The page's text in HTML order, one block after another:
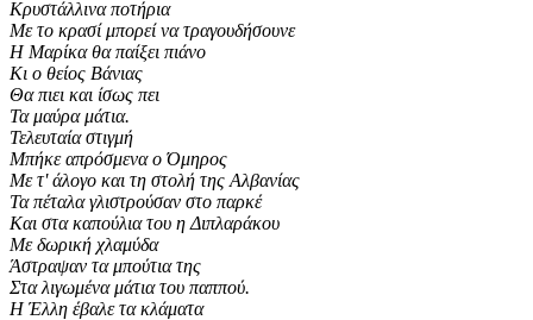
Κρυστάλλινα ποτήρια
Με το κρασί μπορεί να τραγουδήσουνε
Η Μαρίκα θα παίξει πιάνο
Κι ο θείος Βάνιας
Θα πιει και ίσως πει
Τα μαύρα μάτια.
Τελευταία στιγμή
Μπήκε απρόσμενα ο Όμηρος
Με τ' άλογο και τη στολή της Αλβανίας
Τα πέταλα γλιστρούσαν στο παρκέ
Και στα καπούλια του η Διπλαράκου
Με δωρική χλαμύδα
Άστραψαν τα μπούτια της
Στα λιγωμένα μάτια του παππού.
Η Έλλη έβαλε τα κλάματα